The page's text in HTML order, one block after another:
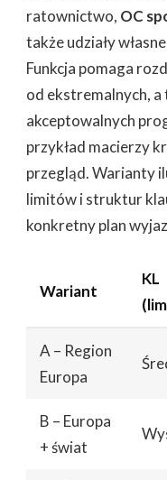
ratownictwo, OC
także udziały
Funkcja pomaga
od ekstremalnych,
akceptowalnych
przykład macierzy
przegląd. Warianty
limitów i struktur
konkretny plan
Wariant
KL
A – Region
Europa
B – Europa
+ świat